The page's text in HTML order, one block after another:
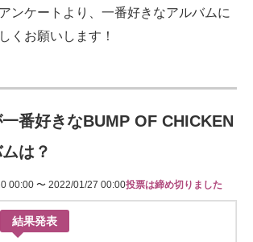
ンケートより、一番好きなアルバムに
くお願いします！
番好きなBUMP OF CHICKEN
は？
00:00 〜 2022/01/27 00:00投票は締め切りました
結果発表